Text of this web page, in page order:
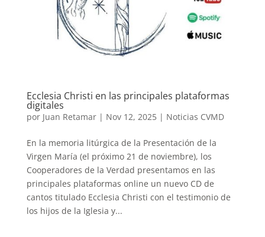
Ecclesia Christi en las principales plataformas
digitales
por Juan Retamar| Nov 12, 2025| Noticias CVMD
En la memoria litúrgica de la Presentación de la
Virgen María (el próximo 21 de noviembre), los
Cooperadores de la Verdad presentamos en las
principales plataformas online un nuevo CD de
cantos titulado Ecclesia Christi con el testimonio de
los hijos de la Iglesia y...